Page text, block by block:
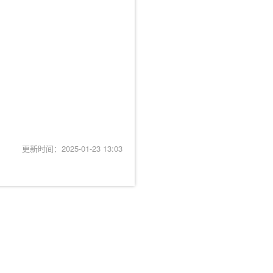
更新时间：2025-01-23 13:03